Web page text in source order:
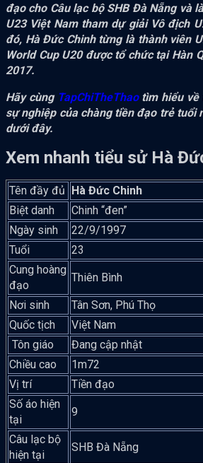
đạo cho Câu lạc bộ SHB Đà Nẵng và
U23 Việt Nam tham dự giải Vô địch
đó, Hà Đức Chinh từng là thành viên
World Cup U20 được tổ chức tại Hàn
2017.
Hãy cùng TapChiTheThaotìm hiểu về
sự nghiệp của chàng tiền đạo trẻ tuổi
dưới đây.
Xem nhanh tiểu sử Hà
Tên đầy đủ
Hà Đức Chinh
Biệt danh
Chinh “đen”
Ngày sinh
22/9/1997
Tuổi
23
Cung hoàng
đạo
Thiên Bình
Nơi sinh
Tân Sơn, Phú Thọ
Quốc tịch
Việt Nam
Tôn giáo
Đang cập nhật
Chiều cao
1m72
Vị trí
Tiền đạo
Số áo hiện
tại
9
Câu lạc bộ
hiện tại
SHB Đà Nẵng